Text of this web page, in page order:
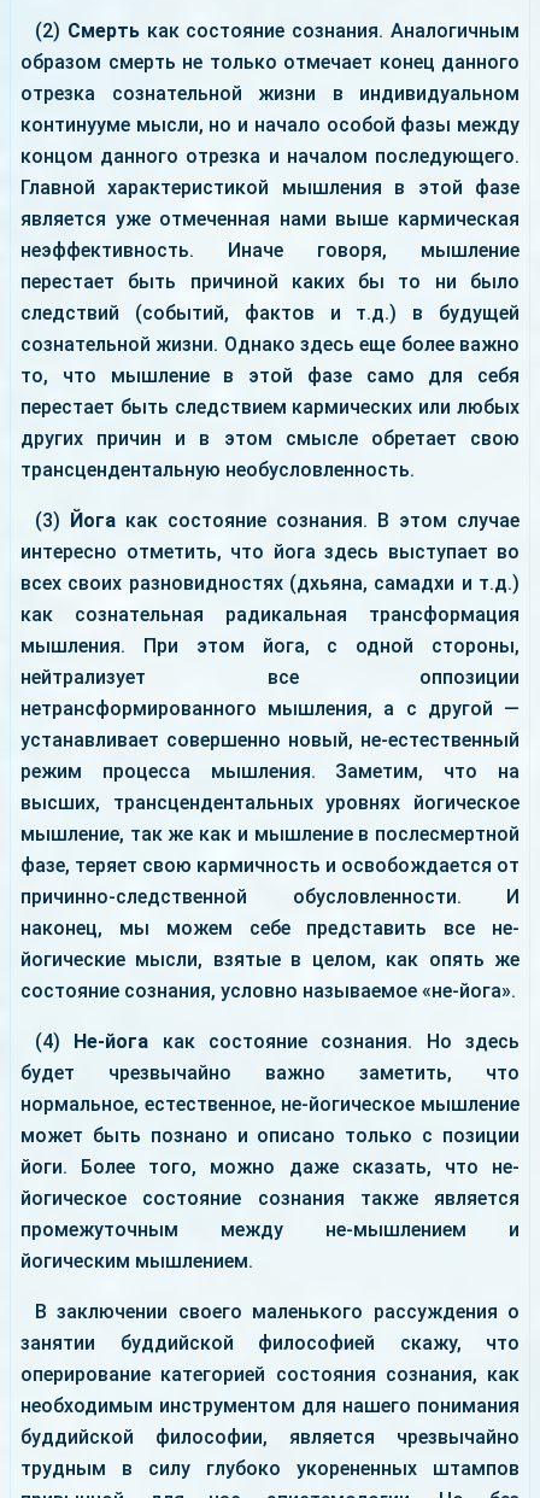
(2) Смертькак состояние сознания. Аналогичным
образом смерть не только отмечает конец данного
отрезка сознательной жизни в индивидуальном
континууме мысли, но и начало особой фазы между
концом данного отрезка и началом последующего.
Главной характеристикой мышления в этой фазе
является уже отмеченная нами выше кармическая
неэффективность. Иначе говоря, мышление
перестает быть причиной каких бы то ни было
следствий (событий, фактов и т.д.) в будущей
сознательной жизни. Однако здесь еще более важно
то, что мышление в этой фазе само для себя
перестает быть следствием кармических или любых
других причин и в этом смысле обретает свою
трансцендентальную необусловленность.
(3) Йога как состояние сознания. В этом случае
интересно отметить, что йога здесь выступает во
всех своих разновидностях (дхьяна, самадхи и т.д.)
как сознательная радикальная трансформация
мышления. При этом йога, с одной стороны,
нейтрализует все оппозиции
нетрансформированного мышления, а с другой —
устанавливает совершенно новый, не-естественный
режим процесса мышления. Заметим, что на
высших, трансцендентальных уровнях йогическое
мышление, так же как и мышление в послесмертной
фазе, теряет свою кармичность и освобождается от
причинно-следственной обусловленности. И
наконец, мы можем себе представить все не-
йогические мысли, взятые в целом, как опять же
состояние сознания, условно называемое «не-йога».
(4) Не-йога как состояние сознания. Но здесь
будет чрезвычайно важно заметить, что
нормальное, естественное, не-йогическое мышление
может быть познано и описано только с позиции
йоги. Более того, можно даже сказать, что не-
йогическое состояние сознания также является
промежуточным между не-мышлением и
йогическим мышлением.
В заключении своего маленького рассуждения о
занятии буддийской философией скажу, что
оперирование категорией состояния сознания, как
необходимым инструментом для нашего понимания
буддийской философии, является чрезвычайно
трудным в силу глубоко укорененных штампов